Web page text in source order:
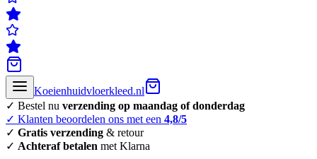
Koeienhuidvloerkleed.nl
✓ Bestel nu verzending op maandag of donderdag
✓ Klanten beoordelen ons met een 4,8/5
✓ Gratis verzending & retour
✓ Achteraf betalen met Klarna